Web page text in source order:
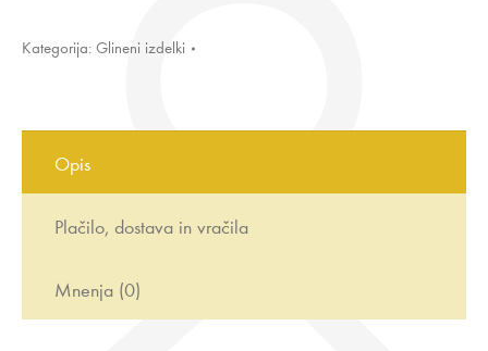
Kategorija: Glineni izdelki
Opis
Plačilo, dostava in vračila
Mnenja (0)